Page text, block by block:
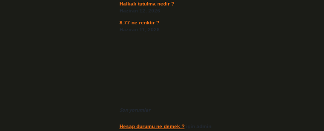
Halkalı tutulma nedir ?
Haziran 12, 2026
8.77 ne renktir ?
Haziran 11, 2026
Son yorumlar
Hesap durumu ne demek ?için admin